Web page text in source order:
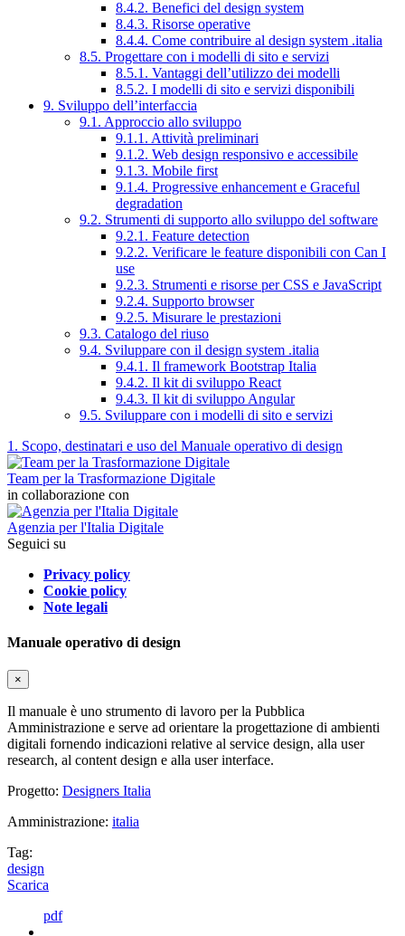
8.4.2. Benefici del design system
8.4.3. Risorse operative
8.4.4. Come contribuire al design system .italia
8.5. Progettare con i modelli di sito e servizi
8.5.1. Vantaggi dell’utilizzo dei modelli
8.5.2. I modelli di sito e servizi disponibili
9. Sviluppo dell’interfaccia
9.1. Approccio allo sviluppo
9.1.1. Attività preliminari
9.1.2. Web design responsivo e accessibile
9.1.3. Mobile first
9.1.4. Progressive enhancement e Graceful
degradation
9.2. Strumenti di supporto allo sviluppo del software
9.2.1. Feature detection
9.2.2. Verificare le feature disponibili con Can I
use
9.2.3. Strumenti e risorse per CSS e JavaScript
9.2.4. Supporto browser
9.2.5. Misurare le prestazioni
9.3. Catalogo del riuso
9.4. Sviluppare con il design system .italia
9.4.1. Il framework Bootstrap Italia
9.4.2. Il kit di sviluppo React
9.4.3. Il kit di sviluppo Angular
9.5. Sviluppare con i modelli di sito e servizi
1. Scopo, destinatari e uso del Manuale operativo di design
Team per la Trasformazione Digitale
in collaborazione con
Agenzia per l'Italia Digitale
Seguici su
Privacy policy
Cookie policy
Note legali
Manuale operativo di design
×
Il manuale è uno strumento di lavoro per la Pubblica
Amministrazione e serve ad orientare la progettazione di ambienti
digitali fornendo indicazioni relative al service design, alla user
research, al content design e alla user interface.
Progetto: Designers Italia
Amministrazione: italia
Tag:
design
Scarica
pdf